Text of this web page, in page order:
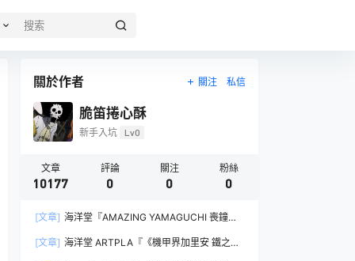
關於作者 關注 私信
脆笛捲心酥
新手入坑 Lv0
文章
10177
評論
0
關注
0
粉絲
0
[文章] 海洋堂『AMAZING YAMAGUCHI 喪鐘
之刃與大魄力火焰特效！
[文章] 海洋堂 ARTPLA『《機甲界加里安 鐵之紋